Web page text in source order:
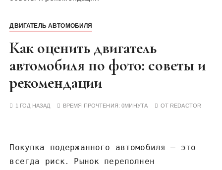
ДВИГАТЕЛЬ АВТОМОБИЛЯ
Как оценить двигатель
автомобиля по фото: советы и
рекомендации
1 ГОД НАЗАД ВРЕМЯ ПРОЧТЕНИЯ:0МИНУТА ОТ REDACTOR
Покупка подержанного автомобиля – это
всегда риск․ Рынок переполнен